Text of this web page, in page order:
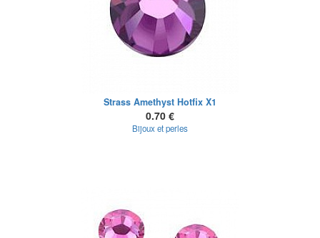
Strass Amethyst Hotfix X1
0.70 €
Bijoux et perles